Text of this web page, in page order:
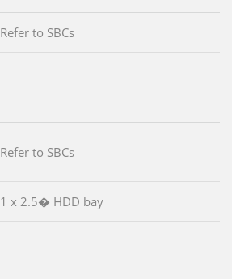
Refer to SBCs
Refer to SBCs
1 x 2.5� HDD bay